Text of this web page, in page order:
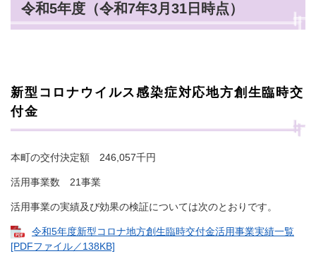
令和5年度（令和7年3月31日時点）
新型コロナウイルス感染症対応地方創生臨時交
付金
本町の交付決定額 246,057千円
活用事業数 21事業
活用事業の実績及び効果の検証については次のとおりです。
令和5年度新型コロナ地方創生臨時交付金活用事業実績一覧
[PDFファイル／138KB]